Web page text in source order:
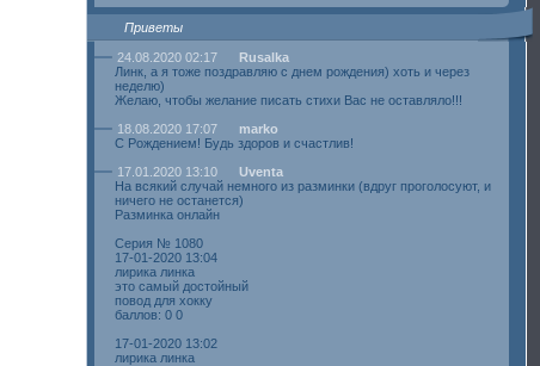
Приветы
24.08.2020 02:17
Rusalka
Линк, а я тоже поздравляю с днем рождения) хоть и через
неделю)
Желаю, чтобы желание писать стихи Вас не оставляло!!!
18.08.2020 17:07
marko
С Рождением! Будь здоров и счастлив!
17.01.2020 13:10
Uventa
На всякий случай немного из разминки (вдруг проголосуют, и
ничего не останется)
Разминка онлайн
Серия № 1080
17-01-2020 13:04
лирика линка
это самый достойный
повод для хокку
баллов: 0 0
17-01-2020 13:02
лирика линка